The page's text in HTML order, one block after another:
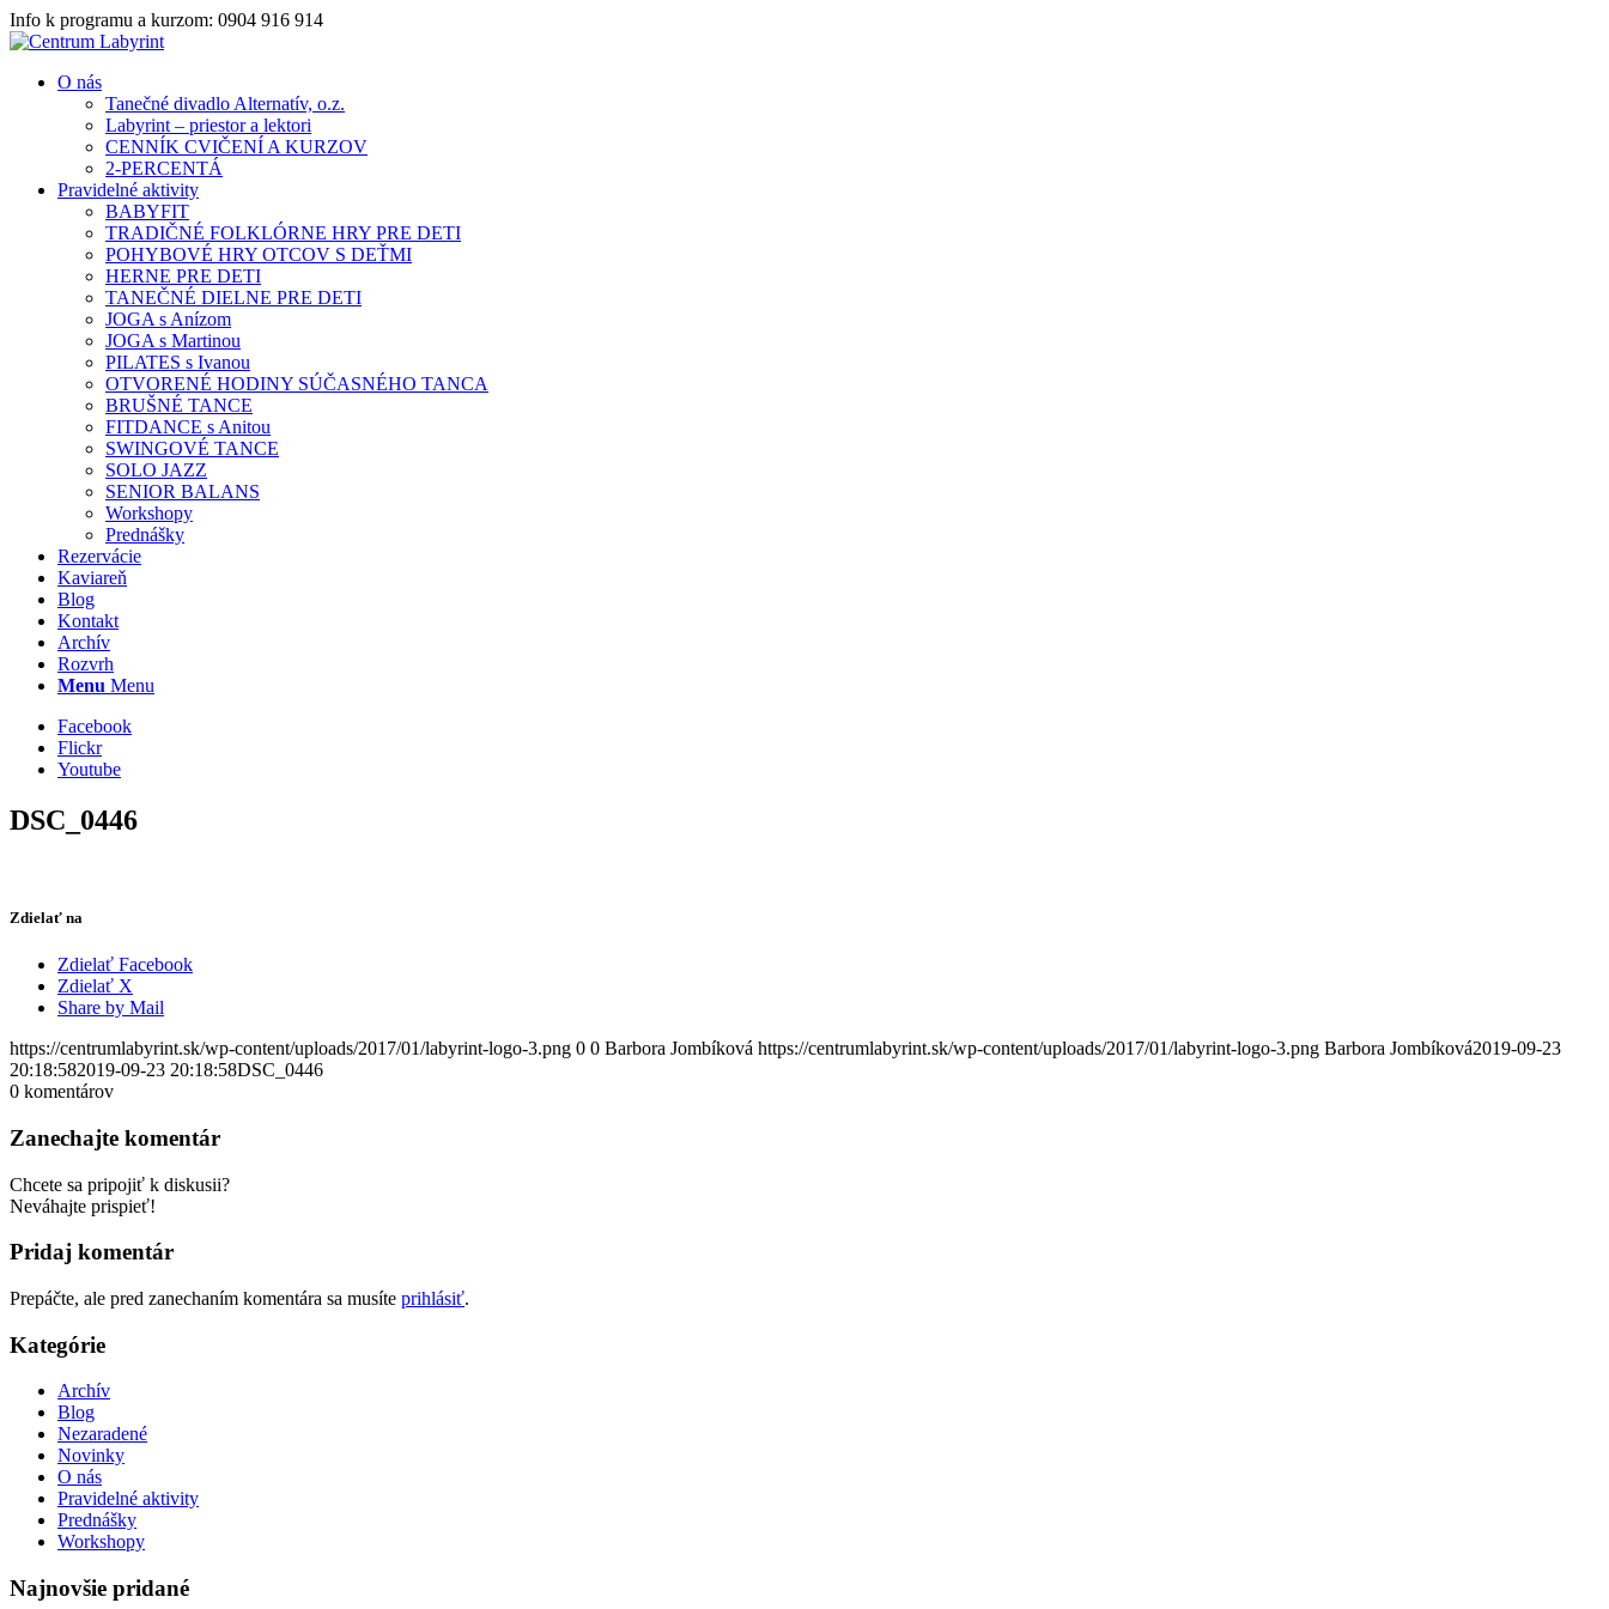
Info k programu a kurzom: 0904 916 914
O nás
Tanečné divadlo Alternatív, o.z.
Labyrint – priestor a lektori
CENNÍK CVIČENÍ A KURZOV
2-PERCENTÁ
Pravidelné aktivity
BABYFIT
TRADIČNÉ FOLKLÓRNE HRY PRE DETI
POHYBOVÉ HRY OTCOV S DEŤMI
HERNE PRE DETI
TANEČNÉ DIELNE PRE DETI
JOGA s Anízom
JOGA s Martinou
PILATES s Ivanou
OTVORENÉ HODINY SÚČASNÉHO TANCA
BRUŠNÉ TANCE
FITDANCE s Anitou
SWINGOVÉ TANCE
SOLO JAZZ
SENIOR BALANS
Workshopy
Prednášky
Rezervácie
Kaviareň
Blog
Kontakt
Archív
Rozvrh
Menu Menu
Facebook
Flickr
Youtube
DSC_0446
Zdielať na
Zdielať Facebook
Zdielať X
Share by Mail
https://centrumlabyrint.sk/wp-content/uploads/2017/01/labyrint-logo-3.png 0 0 Barbora Jombíková https://centrumlabyrint.sk/wp-content/uploads/2017/01/labyrint-logo-3.png Barbora Jombíková2019-09-23
20:18:582019-09-23 20:18:58DSC_0446
0 komentárov
Zanechajte komentár
Chcete sa pripojiť k diskusii?
Neváhajte prispieť!
Pridaj komentár
Prepáčte, ale pred zanechaním komentára sa musíte prihlásiť.
Kategórie
Archív
Blog
Nezaradené
Novinky
O nás
Pravidelné aktivity
Prednášky
Workshopy
Najnovšie pridané